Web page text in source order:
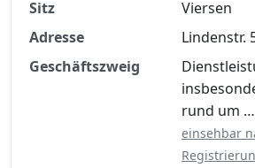
Finanzkennzahlen nach
Registrierung
Jetzt kostenlos
Sitz
Viersen
Adresse
Lindenstr.
Geschäftszweig
rund um …
einsehbar